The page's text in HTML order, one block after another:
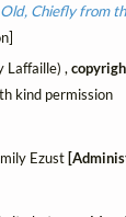
Chiefly from
Laffaille) ,
kind permission
Ezust